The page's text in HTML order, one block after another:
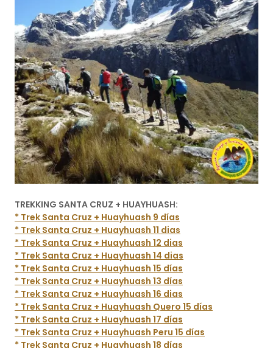
TREKKING SANTA CRUZ + HUAYHUASH:
* Trek Santa Cruz + Huayhuash 9 días
* Trek Santa Cruz + Huayhuash 11 dias
* Trek Santa Cruz + Huayhuash 12 dias
* Trek Santa Cruz + Huayhuash 14 dias
* Trek Santa Cruz + Huayhuash 15 días
* Trek Santa Cruz + Huayhuash 13 días
* Trek Santa Cruz + Huayhuash 16 dias
* Trek Santa Cruz + Huayhuash Quero 15 días
* Trek Santa Cruz + Huayhuash 17 días
* Trek Santa Cruz + Huayhuash Peru 15 días
* Trek Santa Cruz + Huayhuash 18 días